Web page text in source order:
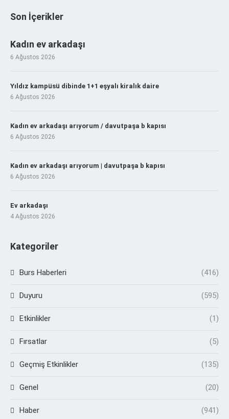
Son İçerikler
Kadın ev arkadaşı
6 Ağustos 2026
Yıldız kampüsü dibinde 1+1 eşyalı kiralık daire
6 Ağustos 2026
Kadın ev arkadaşı arıyorum / davutpaşa b kapısı
6 Ağustos 2026
Kadın ev arkadaşı arıyorum | davutpaşa b kapısı
6 Ağustos 2026
Ev arkadaşı
4 Ağustos 2026
Kategoriler
Burs Haberleri (416)
Duyuru (595)
Etkinlikler (1)
Fırsatlar (5)
Geçmiş Etkinlikler (135)
Genel (20)
Haber (941)